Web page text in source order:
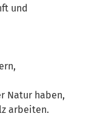
und
Natur haben,
arbeiten.